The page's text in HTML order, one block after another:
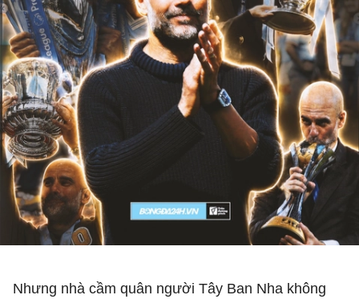
Nhưng nhà cầm quân người Tây Ban Nha không